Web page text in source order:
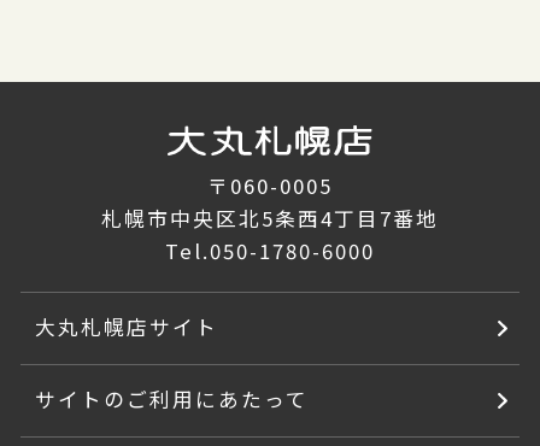
〒060-0005
札幌市中央区北5条西4丁目7番地
Tel.050-1780-6000
大丸札幌店サイト
サイトのご利用にあたって